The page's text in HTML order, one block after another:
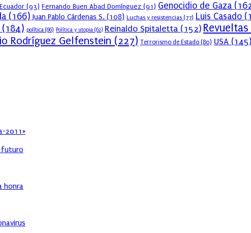
Ecuador (93) Fernando Buen Abad Domínguez (91) Genocidio de Gaza
(166) Juan Pablo Cárdenas S. (108) Luchas y resistencias (77) Luis Casado
(184) política (66) Política y utopia (62) Reinaldo Spitaletta (152)
Rodríguez Gelfenstein (227) Terrorismo de Estado (80) USA (145)
2011»
futuro
honra